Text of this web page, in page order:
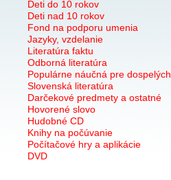
Deti do 10 rokov
Deti nad 10 rokov
Fond na podporu umenia
Jazyky, vzdelanie
Literatúra faktu
Odborná literatúra
Populárne náučná pre dospelých
Slovenská literatúra
Darčekové predmety a ostatné
Hovorené slovo
Hudobné CD
Knihy na počúvanie
Počítačové hry a aplikácie
DVD